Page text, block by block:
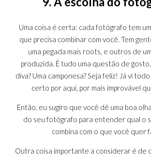
Uma coisa é certa: cada fotógrafo tem
que precisa combinar com você. Tem
uma pegada mais roots, e outros de
produzida. É tudo uma questão de
diva? Uma camponesa? Seja feliz! Já vi
certo por aqui, por mais improvável
Então, eu sugiro que você dê uma boa
do seu fotógrafo para entender qual o
combina com o que você quer
Outra coisa importante a considerar é de